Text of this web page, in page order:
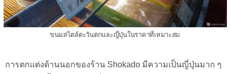
ขนมสไตล์ตะวันตกและญี่ปุ่นในราคาที่เหมาะสม
การตกแต่งด้านนอกของร้าน Shokado มีความเป็นญี่ปุ่นมาก ๆ